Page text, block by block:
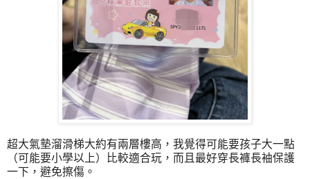
超大氣墊溜滑梯大約有兩層樓高，我覺得可能要孩子大一點
（可能要小學以上）比較適合玩，而且最好穿長褲長袖保護
一下，避免擦傷。